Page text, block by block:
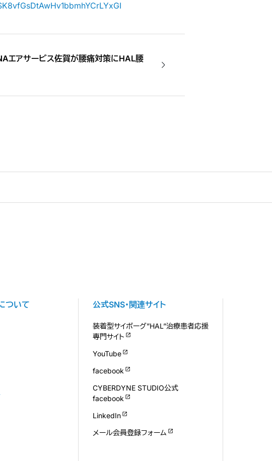
エアサービス佐賀が腰痛対策にHAL腰
ついて 公式SNS・関連サイト
装着型サイボーグ”HAL”治療患者応援
専門サイト
YouTube
facebook
CYBERDYNE STUDIO公式
facebook
LinkedIn
メール会員登録フォーム